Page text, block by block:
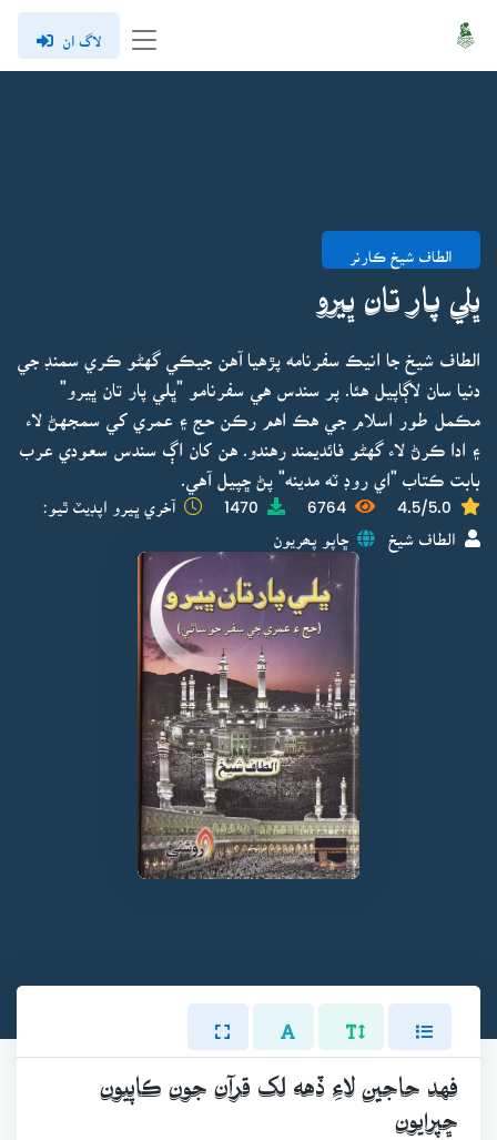
لاگ ان
الطاف شيخ ڪارنر
ڀلي پار تان ڀيرو
الطاف شيخ جا انيڪ سفرنامه پڙهيا آهن جيڪي گهڻو ڪري سمنڊ جي
دنيا سان لاڳاپيل هئا۔ پر سندس هي سفرنامو "ڀلي پار تان ڀيرو"
مڪمل طور اسلام جي هڪ اهم رڪن حج ۽ عمري کي سمجهڻ لاء
۽ ادا ڪرڻ لاء گهڻو فائديمند رهندو۔ هن کان اڳ سندس سعودي عرب
بابت ڪتاب "اي روڊ ٽه مدينه" پڻ ڇپيل آهي۔
4.5/5.0
6764
1470 آخري ڀيرو اپڊيٽ ٿيو:
الطاف شيخ ڇاپو پھريون
فهد حاجين لاءِ ڏهه لک قرآن جون ڪاپيون
ڇپرايون